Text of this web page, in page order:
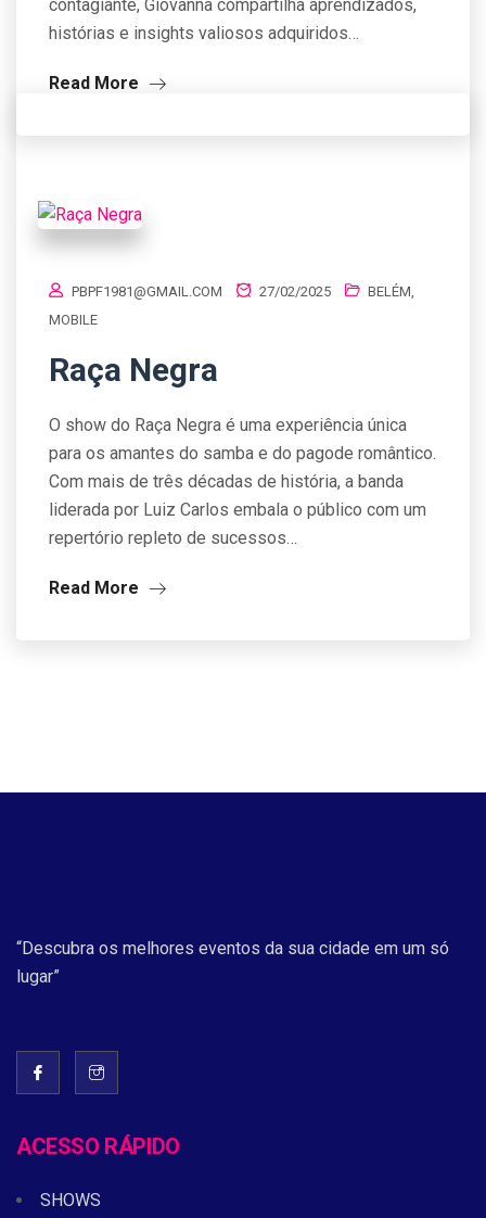
contagiante, Giovanna compartilha aprendizados,
histórias e insights valiosos adquiridos…
Read More
PBPF1981@GMAIL.COM 27/02/2025 BELÉM,
MOBILE
Raça Negra
O show do Raça Negra é uma experiência única
para os amantes do samba e do pagode romântico.
Com mais de três décadas de história, a banda
liderada por Luiz Carlos embala o público com um
repertório repleto de sucessos…
Read More
“Descubra os melhores eventos da sua cidade em um só
lugar”
ACESSO RÁPIDO
SHOWS